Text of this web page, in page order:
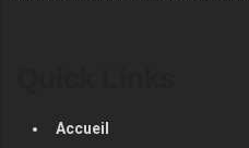
Accueil